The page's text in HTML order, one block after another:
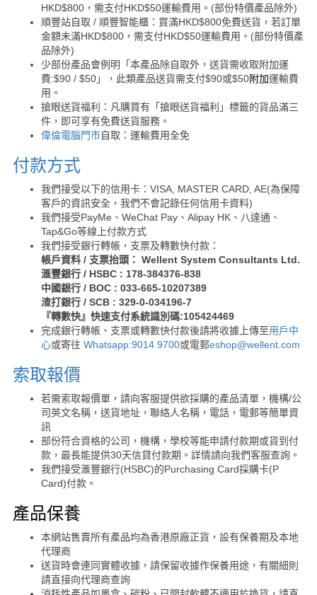
HKD$800，需支付HKD$50運輸費用。(部份特價產品除外)
順豐站自取 / 順豐智能櫃：買滿HKD$800免費送貨，若訂單
金額未滿HKD$800，需支付HKD$50運輸費用。(部份特價產
品除外)
少部份產品會例明「本產品除自取外，送貨需收取附加運
費:$90 / $50」，此類產品送貨需支付$90或$50附加運輸費
用。
搶眼送貨福利：凡購買有「搶眼送貨福利」標籤的貨品滿三
件，即可享有免費送貨服務。
偉倫電腦門市自取：運輸費用全免
付款方式
我們接受以下的信用卡：VISA, MASTER CARD, AE(為保障
客戶的資訊安全，我們不會記錄任何信用卡資料)
我們接受PayMe、WeChat Pay、Alipay HK、八達通、
Tap&Go等線上付款方式
我們接受銀行轉帳，支票及轉數快付款：
帳戶資料 / 支票抬頭： Wellent System Consultants Ltd.
滙豐銀行 / HSBC : 178-384376-838
中國銀行 / BOC : 033-665-10207389
渣打銀行 / SCB : 329-0-034196-7
『轉數快』快速支付系統識別碼:105424469
完成銀行轉帳、支票或轉數快付款後請將收據上傳至用戶中
心或寄往 Whatsapp:9014 9700或電郵eshop@wellent.com
索取報價
若需索取報價單，請向客服提供欲採購的產品清單，機構/公
司英文名稱，送貨地址，聯絡人名稱，電話，電郵等簡單資
訊
部份符合資格的公司，機構，學校等能申請付款期或貨到付
款，最長能提供30天信貸付款期。詳情請向我們客服查詢。
我們接受滙豐銀行(HSBC)的Purchasing Card採購卡(P
Card)付款。
產品保養
本網站售賣所有產品均為香港原廠正貨，設有保養期及本地
代理商
送貨時會連同實體收據，請保留收據作保養用途，有關細則
請直接向代理商查詢